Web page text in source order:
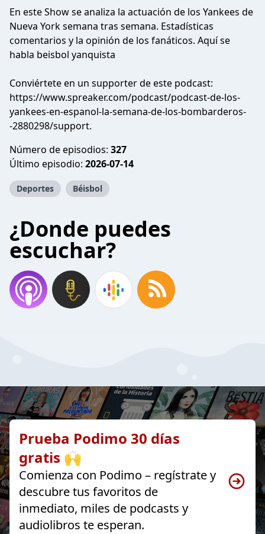
En este Show se analiza la actuación de los Yankees de
Nueva York semana tras semana. Estadísticas
comentarios y la opinión de los fanáticos. Aquí se
habla beisbol yanquista
Conviértete en un supporter de este podcast:
https://www.spreaker.com/podcast/podcast-de-los-
yankees-en-espanol-la-semana-de-los-bombarderos-
-2880298/support.
Número de episodios: 327
Último episodio: 2026-07-14
Deportes Béisbol
¿Donde puedes
escuchar?
Prueba Podimo 30 días
gratis 🙌
Comienza con Podimo – regístrate y
descubre tus favoritos de
inmediato, miles de podcasts y
audiolibros te esperan.